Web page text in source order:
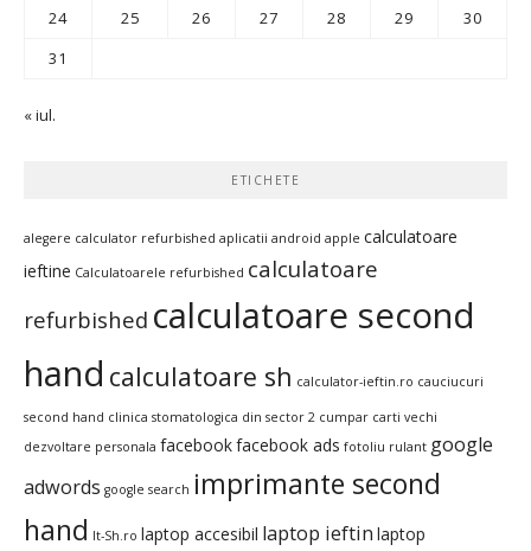
24
25 26 27 28 29
30
31
« iul.
ETICHETE
alegere calculator refurbished aplicatii android apple calculatoare
ieftine Calculatoarele refurbished calculatoare
refurbished calculatoare second
hand calculatoare sh calculator-ieftin.ro cauciucuri
second hand clinica stomatologica din sector 2 cumpar carti vechi
dezvoltare personala facebookfacebook ads fotoliu rulant google
adwords google search imprimante second
hand It-Sh.ro laptop accesibil laptop ieftin laptop